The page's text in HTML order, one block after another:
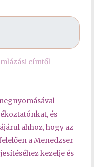
címtől
, és
ahhoz, hogy az
a Menedzser
kezelje és